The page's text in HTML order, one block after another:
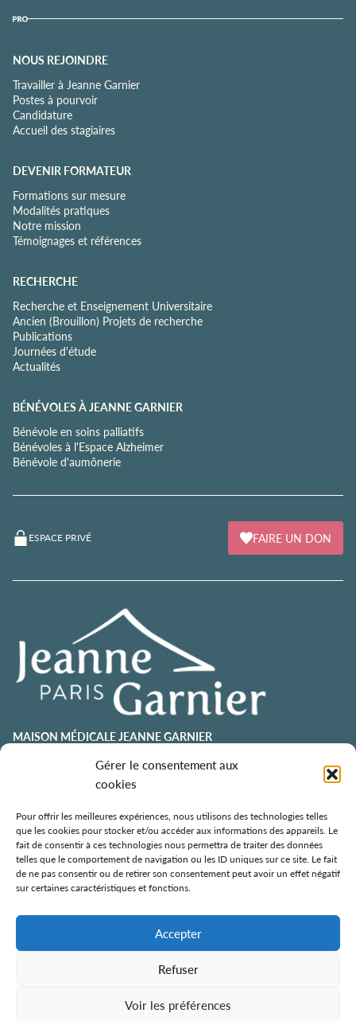
Gérer le consentement aux
cookies
Pour offrir les meilleures expériences, nous utilisons des technologies telles
que les cookies pour stocker et/ou accéder aux informations des appareils. Le
fait de consentir à ces technologies nous permettra de traiter des données
telles que le comportement de navigation ou les ID uniques sur ce site. Le fait
de ne pas consentir ou de retirer son consentement peut avoir un effet négatif
sur certaines caractéristiques et fonctions.
Accepter
Refuser
Voir les préférences
NOUS REJOINDRE
Travailler à Jeanne Garnier
Postes à pourvoir
Candidature
Accueil des stagiaires
DEVENIR FORMATEUR
Formations sur mesure
Modalités pratiques
Notre mission
Témoignages et références
RECHERCHE
Recherche et Enseignement Universitaire
Ancien (Brouillon) Projets de recherche
Publications
Journées d'étude
Actualités
BÉNÉVOLES À JEANNE GARNIER
Bénévole en soins palliatifs
Bénévoles à l'Espace Alzheimer
Bénévole d'aumônerie
ESPACE PRIVÉ FAIRE UN DON
MAISON MÉDICALE JEANNE GARNIER
contact@jeannegarnier-paris.org
01 43 92 21 00
106 avenue Émile Zola
75015 Paris
ESPACE AURÉLIE JOUSSET
01 43 92 21 98
108, avenue Émile Zola
75015 Paris
ÉCOLE DE SOINS PALLIATIFS
106 avenue Émile Zola